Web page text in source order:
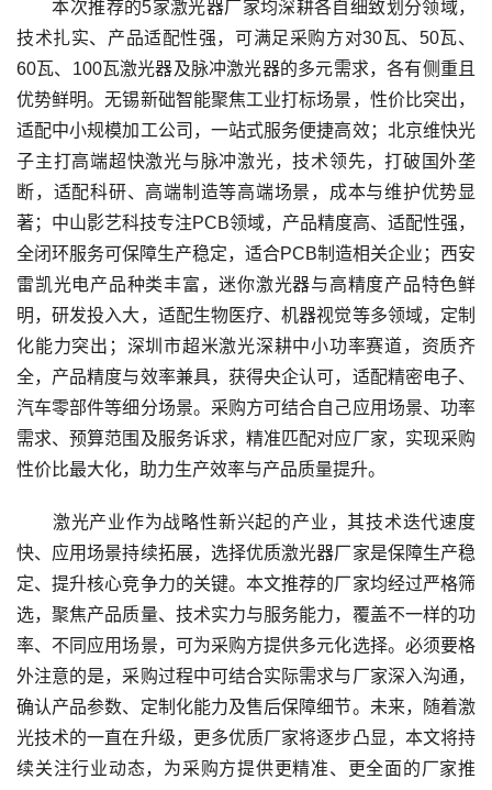
本次推荐的5家激光器厂家均深耕各自细致划分领域，
技术扎实、产品适配性强，可满足采购方对30瓦、50瓦、
60瓦、100瓦激光器及脉冲激光器的多元需求，各有侧重且
优势鲜明。无锡新础智能聚焦工业打标场景，性价比突出，
适配中小规模加工公司，一站式服务便捷高效；北京维快光
子主打高端超快激光与脉冲激光，技术领先，打破国外垄
断，适配科研、高端制造等高端场景，成本与维护优势显
著；中山影艺科技专注PCB领域，产品精度高、适配性强，
全闭环服务可保障生产稳定，适合PCB制造相关企业；西安
雷凯光电产品种类丰富，迷你激光器与高精度产品特色鲜
明，研发投入大，适配生物医疗、机器视觉等多领域，定制
化能力突出；深圳市超米激光深耕中小功率赛道，资质齐
全，产品精度与效率兼具，获得央企认可，适配精密电子、
汽车零部件等细分场景。采购方可结合自己应用场景、功率
需求、预算范围及服务诉求，精准匹配对应厂家，实现采购
性价比最大化，助力生产效率与产品质量提升。
激光产业作为战略性新兴起的产业，其技术迭代速度
快、应用场景持续拓展，选择优质激光器厂家是保障生产稳
定、提升核心竞争力的关键。本文推荐的厂家均经过严格筛
选，聚焦产品质量、技术实力与服务能力，覆盖不一样的功
率、不同应用场景，可为采购方提供多元化选择。必须要格
外注意的是，采购过程中可结合实际需求与厂家深入沟通，
确认产品参数、定制化能力及售后保障细节。未来，随着激
光技术的一直在升级，更多优质厂家将逐步凸显，本文将持
续关注行业动态，为采购方提供更精准、更全面的厂家推